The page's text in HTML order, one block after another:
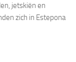
jetskiën en
zich in Estepona